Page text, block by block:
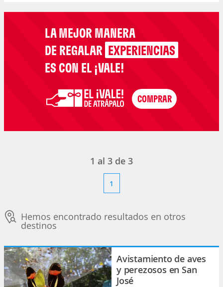
LA MEJOR MANERA
DE REGALAR EXPERIENCIAS
ES CON EL ¡VALE!
1 al 3 de 3
1
Hemos encontrado resultados en otros
destinos
Avistamiento de aves
y perezosos en San
José